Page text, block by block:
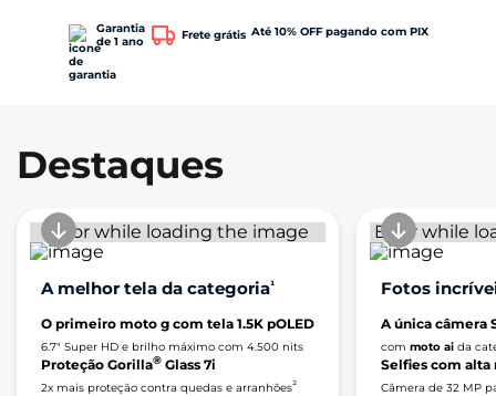
Garantia
de 1 ano
Frete grátis Até 10% OFF pagando com PIX
Destaques
A melhor tela da categoria¹
O primeiro moto g com tela 1.5K pOLED
6.7" Super HD e brilho máximo com 4.500 nits
Proteção Gorilla® Glass 7i
2x mais proteção contra quedas e arranhões²
Fotos
A única câmera
com moto ai da
Selfies com alta
Câmera de 32 MP